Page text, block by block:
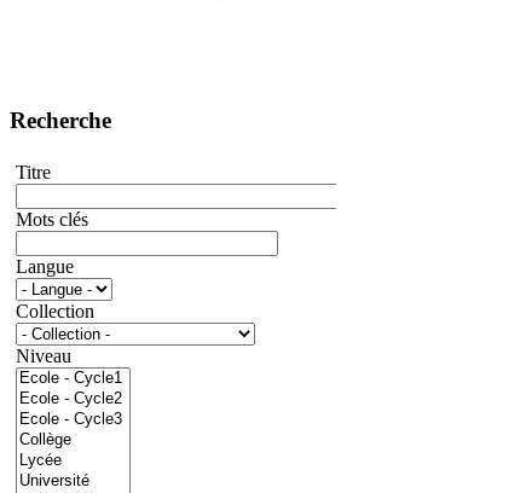
Recherche
Titre
Mots clés
Langue
Collection
Niveau